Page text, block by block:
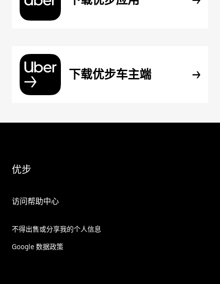
下载优步车主端
优步
访问帮助中心
不得出售或分享我的个人信息
Google 数据政策